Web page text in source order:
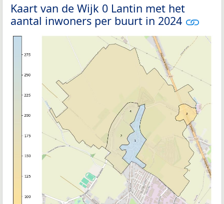
Kaart van de Wijk 0 Lantin met het
aantal inwoners per buurt in 2024